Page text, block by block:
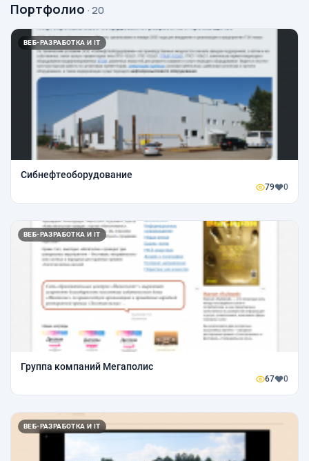
Портфолио · 20
ВЕБ-РАЗРАБОТКА И IT
Сибнефтеоборудование
79 0
ВЕБ-РАЗРАБОТКА И IT
Группа компаний Мегаполис
67 0
ВЕБ-РАЗРАБОТКА И IT